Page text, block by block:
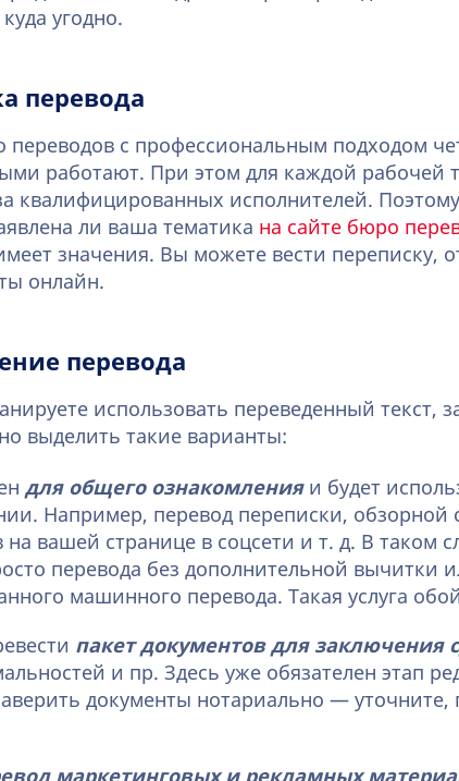
угодно.
перевода
переводов с профессиональным подходом
работают. При этом для каждой рабочей
квалифицированных исполнителей.
ли ваша тематика на сайте бюро
значения. Вы можете вести переписку,
онлайн.
перевода
использовать переведенный текст,
выделить такие варианты:
для общего ознакомленияи будет
Например, перевод переписки, обзорной
вашей странице в соцсети и т. д. В таком
перевода без дополнительной вычитки
машинного перевода. Такая услуга
пакет документов для заключения
и пр. Здесь уже обязателен этап
документы нотариально — уточните,